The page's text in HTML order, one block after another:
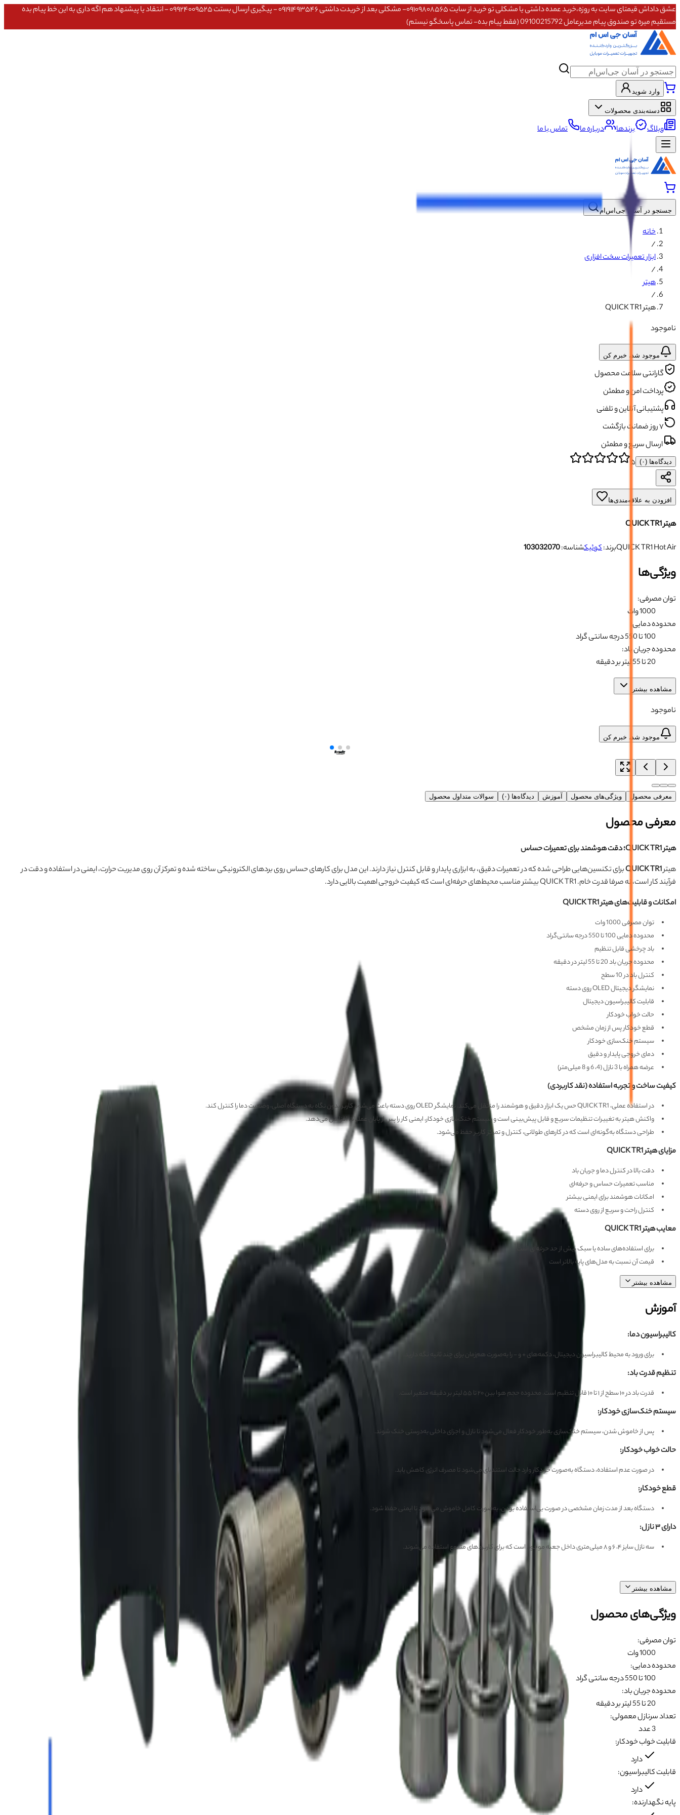
عشق داداش قیمتای سایت به روزه،خرید عمده داشتی یا مشکلی تو خرید از سایت ۰۹۱۰۹۸۰۸۵۶۵- مشکلی بعد از خریدت داشتی ۰۹۱۹۱۴۹۳۵۴۶ - پیگیری ارسال بستت ۰۹۹۲۴۰۰۹۵۲۵ - انتقاد یا پیشنهاد هم اگه داری به این خط پیام بده
مستقیم میره تو صندوق پیام مدیرعامل 09100215792 (فقط پیام بده- تماس پاسخگو نیستم)
وارد شوید
دسته‌بندی محصولات
وبلاگ برندها درباره ما تماس با ما
جستجو در آسان جی‌اس‌ام
خانه
/
ابزار تعمیرات سخت افزاری
/
هیتر
/
هیتر QUICK TR1
ناموجود
موجود شد، خبرم کن
گارانتی سلامت محصول
پرداخت امن و مطمئن
پشتیبانی آنلاین و تلفنی
۷ روز ضمانت بازگشت
ارسال سریع و مطمئن
دیدگاه‌ها (۰) ۵
افزودن به علاقه‌مندی‌ها
هیتر QUICK TR1
QUICK TR1 Hot Airبرند:کوئیکشناسه:103032070
ویژگی‌ها
توان مصرفی:
1000 وات
محدوده دمایی
100 تا 550 درجه سانتی گراد
محدوده جریان باد:
20 تا 55 لیتر بر دقیقه
مشاهده بیشتر
ناموجود
موجود شد، خبرم کن
معرفی محصول ویژگی‌های محصول آموزش دیدگاه‌ها (۰) سوالات متداول محصول
معرفی محصول
هیتر QUICK TR1؛ دقت هوشمند برای تعمیرات حساس
هیترQUICK TR1برای تکنسین‌هایی طراحی شده که در تعمیرات دقیق، به ابزاری پایدار و قابل کنترل نیاز دارند. این مدل برای کارهای حساس روی بردهای الکترونیکی ساخته شده و تمرکز آن روی مدیریت حرارت، ایمنی در استفاده و دقت در
فرآیند کار است، نه صرفا قدرت خام. QUICK TR1 بیشتر مناسب محیط‌های حرفه‌ای است که کیفیت خروجی اهمیت بالایی دارد.
امکانات و قابلیت‌های هیتر QUICK TR1
توان مصرفی 1000 وات
محدوده دمایی 100 تا 550 درجه سانتی‌گراد
باد چرخشی قابل تنظیم
محدوده جریان باد 20 تا 55 لیتر در دقیقه
کنترل باد در 10 سطح
نمایشگر دیجیتال OLED روی دسته
قابلیت کالیبراسیون دیجیتال
حالت خواب خودکار
قطع خودکار پس از زمان مشخص
سیستم خنک‌سازی خودکار
دمای خروجی پایدار و دقیق
عرضه همراه با 3 نازل (4، 6 و 8 میلی‌متر)
کیفیت ساخت و تجربه استفاده (نقد کاربردی)
در استفاده عملی، QUICK TR1 حس یک ابزار دقیق و هوشمند را منتقل می‌کند. نمایشگر OLED روی دسته باعث می‌شود کاربر بدون نگاه به دستگاه اصلی، وضعیت دما را کنترل کند.
واکنش هیتر به تغییرات تنظیمات سریع و قابل پیش‌بینی است و سیستم خنک‌سازی خودکار، ایمنی کار را پس از پایان عملیات افزایش می‌دهد.
طراحی دستگاه به‌گونه‌ای است که در کارهای طولانی، کنترل و تمرکز کاربر حفظ می‌شود.
مزایای هیتر QUICK TR1
دقت بالا در کنترل دما و جریان باد
مناسب تعمیرات حساس و حرفه‌ای
امکانات هوشمند برای ایمنی بیشتر
کنترل راحت و سریع از روی دسته
معایب هیتر QUICK TR1
برای استفاده‌های ساده یا سبک بیش از حد حرفه‌ای است
قیمت آن نسبت به مدل‌های پایه بالاتر است
مشاهده بیشتر
آموزش
کالیبراسیون دما:
برای ورود به محیط کالیبراسیون دیجیتال، دکمه‌های + و - را به‌صورت هم‌زمان برای چند ثانیه نگه دارید.
تنظیم قدرت باد:
قدرت باد در ۱۰ سطح از ۱ تا ۱۰ قابل تنظیم است. محدوده حجم هوا بین ۲۰ تا ۵۵ لیتر بر دقیقه متغیر است.
سیستم خنک‌سازی خودکار:
پس از خاموش شدن، سیستم خنک‌سازی به‌طور خودکار فعال می‌شود تا نازل و اجزای داخلی به‌درستی خنک شوند.
حالت خواب خودکار:
در صورت عدم استفاده، دستگاه به‌صورت خودکار وارد حالت استندبای می‌شود تا مصرف انرژی کاهش یابد.
قطع خودکار:
دستگاه بعد از مدت زمان مشخصی در صورت بی‌استفاده بودن، به‌صورت کامل خاموش می‌شود تا ایمنی حفظ شود.
دارای ۳ نازل:
سه نازل سایز ۴، ۶ و ۸ میلی‌متری داخل جعبه موجود است که برای کاربردهای متنوع استفاده می‌شوند.
مشاهده بیشتر
ویژگی‌های محصول
توان مصرفی:
1000 وات
محدوده دمایی:
100 تا 550 درجه سانتی گراد
محدوده جریان باد:
20 تا 55 لیتر بر دقیقه
تعداد سرنازل معمولی:
3 عدد
قابلیت خواب خودکار:
دارد
قابلیت کالیبراسیون:
دارد
پایه نگهدارنده: